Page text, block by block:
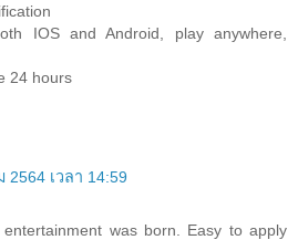
IOS and Android, play anywhere,
24 hours
2564 เวลา 14:59
was born. Easy to apply